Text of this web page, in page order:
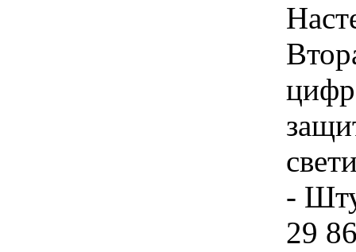
-
29